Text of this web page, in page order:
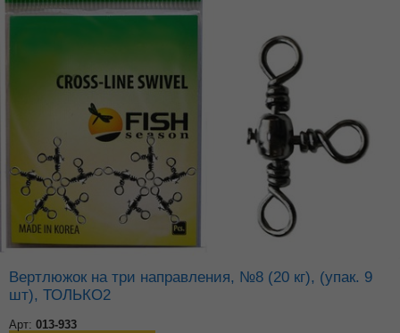
Вертлюжок на три направления, №8 (20 кг), (упак. 9
шт), ТОЛЬКО2
Арт: 013-933